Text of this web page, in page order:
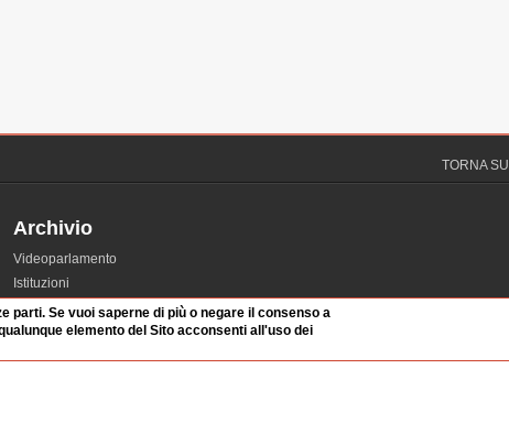
TORNA SU
Archivio
Videoparlamento
Istituzioni
Dibattiti
Manifestazioni
parti. Se vuoi saperne di più o negare il consenso a
elemento del Sito acconsenti all'uso dei